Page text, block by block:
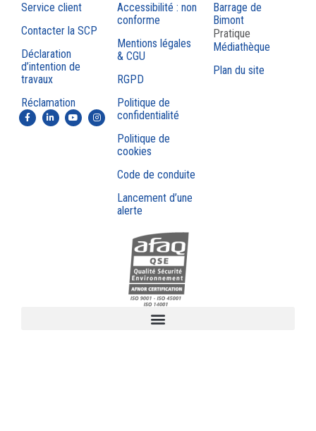
Service client
Contacter la SCP
Déclaration
d’intention de
travaux
Réclamation
Accessibilité : non
conforme
Mentions légales
& CGU
RGPD
Politique de
confidentialité
Politique de
cookies
Code de conduite
Lancement d’une
alerte
Barrage de
Bimont
Pratique
Médiathèque
Plan du site